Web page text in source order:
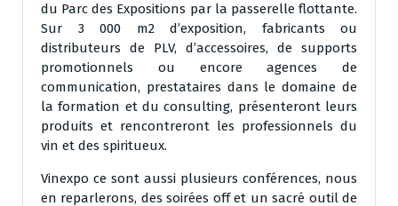
du Parc des Expositions par la passerelle flottante.
Sur 3 000 m2 d’exposition, fabricants ou
distributeurs de PLV, d’accessoires, de supports
promotionnels ou encore agences de
communication, prestataires dans le domaine de
la formation et du consulting, présenteront leurs
produits et rencontreront les professionnels du
vin et des spiritueux.
Vinexpo ce sont aussi plusieurs conférences, nous
en reparlerons, des soirées off et un sacré outil de